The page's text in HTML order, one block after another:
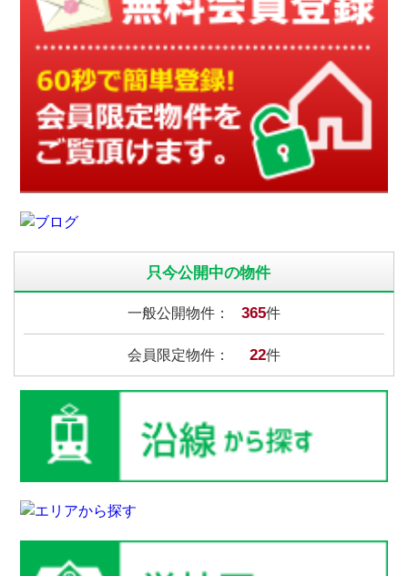
只今公開中の物件
一般公開物件： 365件
会員限定物件： 22件